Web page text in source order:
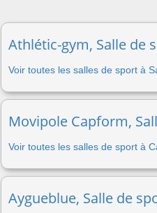
Athlétic-gym, Salle de
Voir toutes les salles de sport à
Movipole Capform,
Voir toutes les salles de sport à
Aygueblue, Salle de